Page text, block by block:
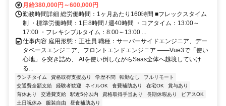
月給380,000円～600,000円
勤務時間詳細 総労働時間：1ヶ月あたり160時間 ■フレックスタイム
制 ・標準労働時間：1日8時間 / 週40時間 ・コアタイム：13:00～
17:00 ・フレキシブルタイム：8:00～13:00 ...
仕事内容 雇用形態：正社員 職種：サーバーサイドエンジニア、デー
タベースエンジニア、フロントエンドエンジニア ――Vue3で「使い
心地」を突き詰め、 AIを使い倒しながらSaas全体へ越境していけ
る...
ランチタイム 資格取得支援あり 学歴不問 転勤なし
フルリモート
交通費全額支給
経験者歓迎 ネイルOK 食費補助あり 在宅OK
賞与あり
育休あり
交通費支給 駅近5分以内 資格取得手当あり 長期休暇あり
ピアスOK
土日祝休み
服装自由 昼食補助あり